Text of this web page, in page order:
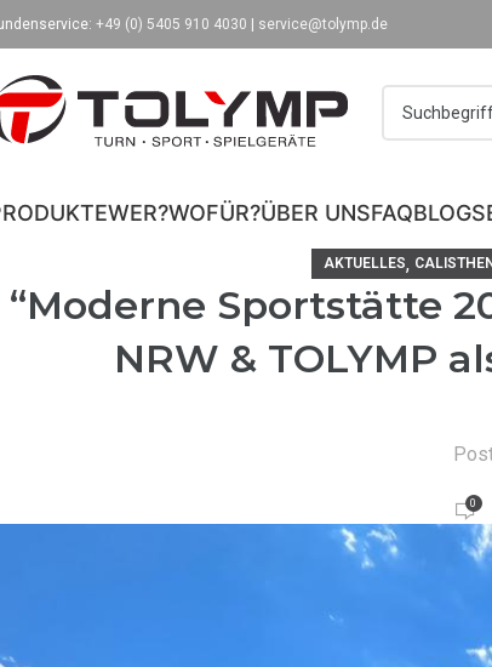
+49 (0) 5405 910 4030 service@tolymp.de
WER?WOFÜR?ÜBER UNSFAQBLOG
AKTUELLES,
“Moderne Sportstätte
NRW & TOLYMP
0